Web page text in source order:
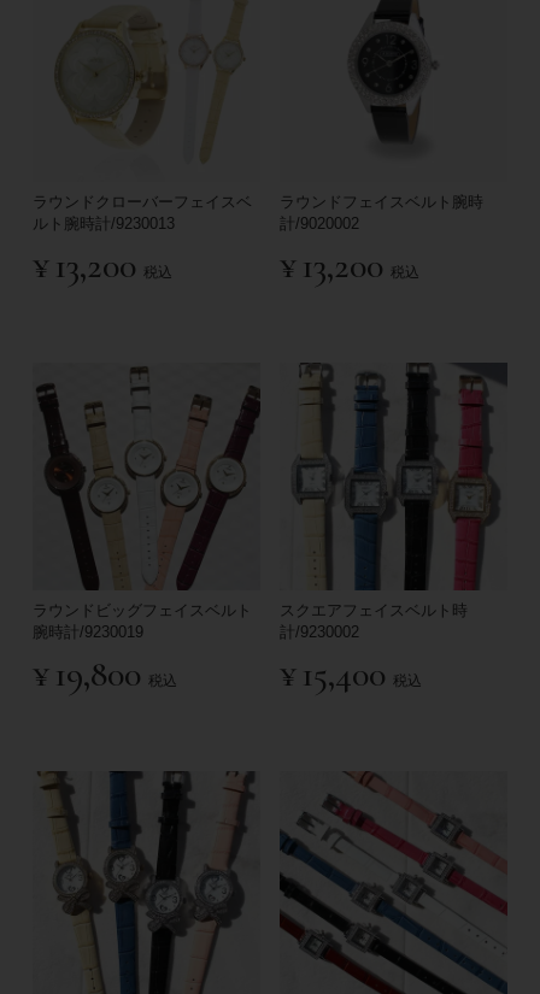
ラウンドクローバーフェイスベ
ルト腕時計/9230013
¥ 13,200 税込
ラウンドフェイスベルト腕時
計/9020002
¥ 13,200 税込
ラウンドビッグフェイスベルト
腕時計/9230019
¥ 19,800 税込
スクエアフェイスベルト時
計/9230002
¥ 15,400 税込